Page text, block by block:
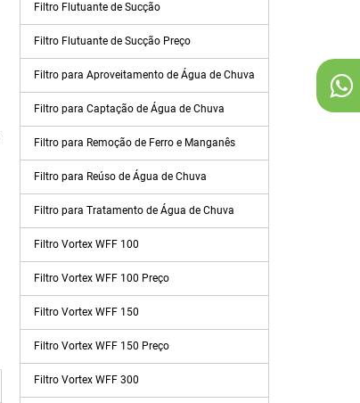
Filtro Flutuante de Sucção
Filtro Flutuante de Sucção Preço
Filtro para Aproveitamento de Água de Chuva
Filtro para Captação de Água de Chuva
Filtro para Remoção de Ferro e Manganês
Filtro para Reúso de Água de Chuva
Filtro para Tratamento de Água de Chuva
Filtro Vortex WFF 100
Filtro Vortex WFF 100 Preço
Filtro Vortex WFF 150
Filtro Vortex WFF 150 Preço
Filtro Vortex WFF 300